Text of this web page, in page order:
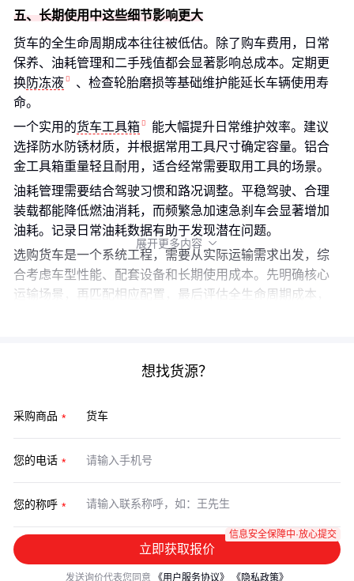
五、长期使用中这些细节影响更大
货车的全生命周期成本往往被低估。除了购车费用，日常
保养、油耗管理和二手残值都会显著影响总成本。定期更
换防冻液
、检查轮胎磨损等基础维护能延长车辆使用寿
命。
一个实用的货车工具箱
能大幅提升日常维护效率。建议
选择防水防锈材质，并根据常用工具尺寸确定容量。铝合
金工具箱重量轻且耐用，适合经常需要取用工具的场景。
油耗管理需要结合驾驶习惯和路况调整。平稳驾驶、合理
装载都能降低燃油消耗，而频繁急加速急刹车会显著增加
油耗。记录日常油耗数据有助于发现潜在问题。
选购货车是一个系统工程，需要从实际运输需求出发，综
合考虑车型性能、配套设备和长期使用成本。先明确核心
运输场景，再匹配相应配置，最后评估全生命周期成本，
展开更多内容 
想找货源？
采购商品
您的电话
您的称呼
立即获取报价
信息安全保障中·放心提交
发送询价代表您同意 《用户服务协议》 《隐私政策》